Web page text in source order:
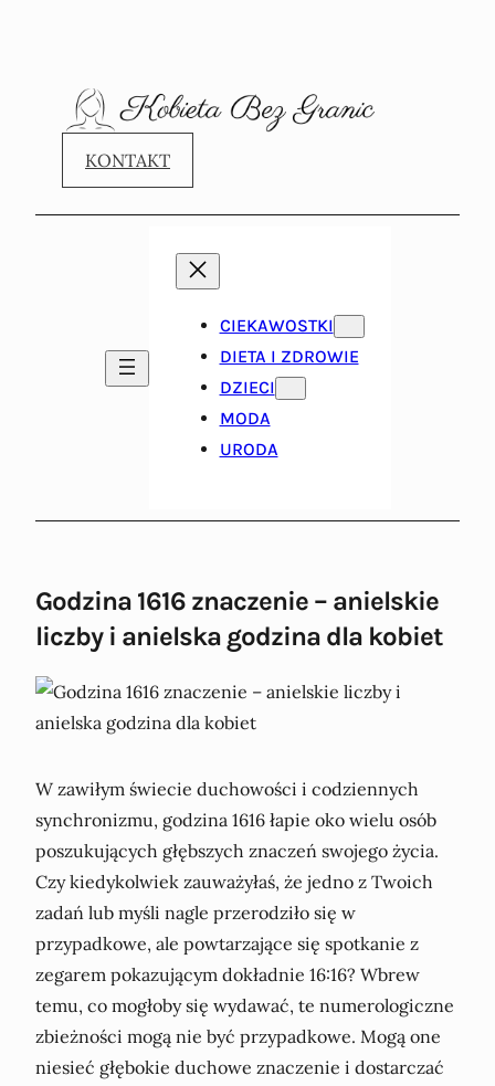
KONTAKT
CIEKAWOSTKI
DIETA I ZDROWIE
DZIECI
MODA
URODA
Godzina 1616 znaczenie – anielskie
liczby i anielska godzina dla kobiet
W zawiłym świecie duchowości i codziennych
synchronizmu, godzina 1616 łapie oko wielu osób
poszukujących głębszych znaczeń swojego życia.
Czy kiedykolwiek zauważyłaś, że jedno z Twoich
zadań lub myśli nagle przerodziło się w
przypadkowe, ale powtarzające się spotkanie z
zegarem pokazującym dokładnie 16:16? Wbrew
temu, co mogłoby się wydawać, te numerologiczne
zbieżności mogą nie być przypadkowe. Mogą one
niesieć głębokie duchowe znaczenie i dostarczać